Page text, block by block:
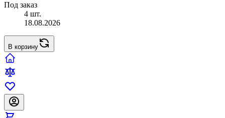
Под заказ
4 шт.
18.08.2026
В корзину